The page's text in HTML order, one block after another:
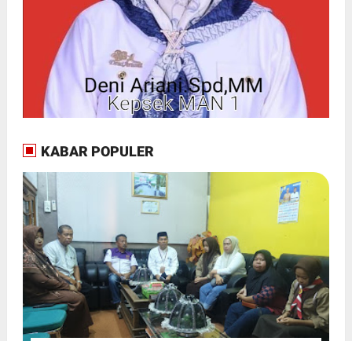
KABAR POPULER